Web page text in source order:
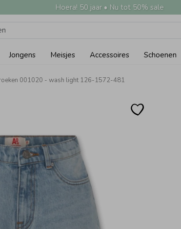
Hoera! 50 jaar • Nu tot 50% sale
Jongens Meisjes Accessoires Schoenen
001020 - wash light 126-1572-481